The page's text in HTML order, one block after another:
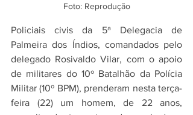
Foto: Reprodução
Policiais civis da 5ª Delegacia de
Palmeira dos Índios, comandados pelo
delegado Rosivaldo Vilar, com o apoio
de militares do 10º Batalhão da Polícia
Militar (10º BPM), prenderam nesta terça-
feira (22) um homem, de 22 anos,